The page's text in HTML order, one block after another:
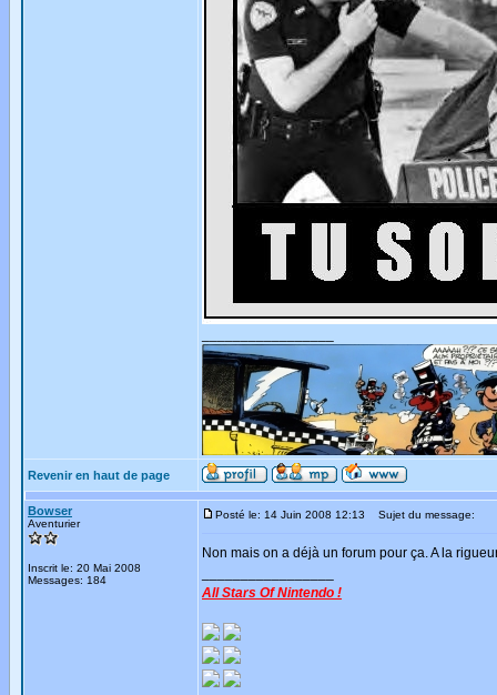
Revenir en haut de page
Bowser
Aventurier
Inscrit le: 20 Mai 2008
Messages: 184
Posté le: 14 Juin 2008 12:13 Sujet du message:
Non mais on a déjà un forum pour ça. A la
All Stars Of Nintendo !